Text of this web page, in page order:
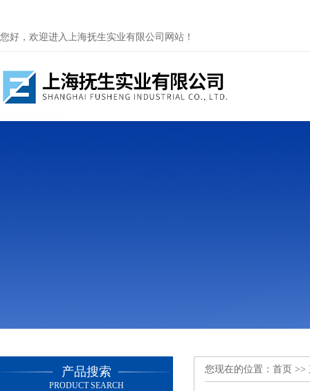
您好，欢迎进入上海抚生实业有限公司网站！
产品搜索
PRODUCT SEARCH
您现在的位置： 首页 >>